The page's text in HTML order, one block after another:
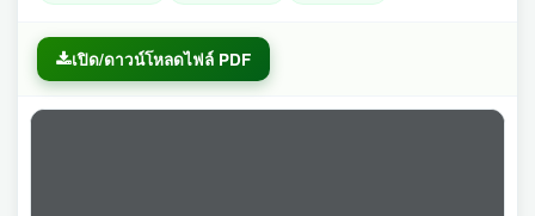
เปิด/ดาวน์โหลดไฟล์ PDF